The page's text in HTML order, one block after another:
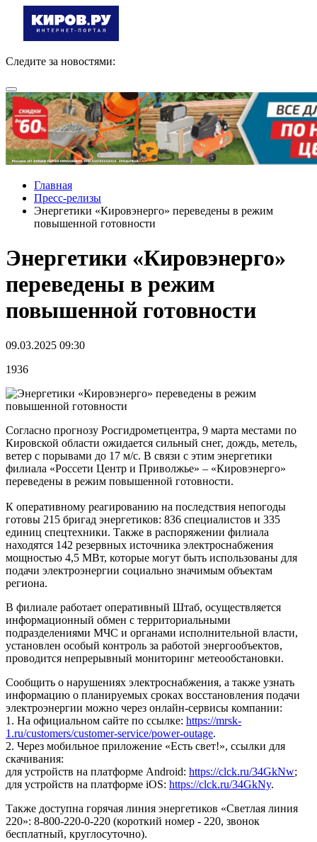
Следите за новостями:
Главная
Пресс-релизы
Энергетики «Кировэнерго» переведены в режим
повышенной готовности
Энергетики «Кировэнерго»
переведены в режим
повышенной готовности
09.03.2025 09:30
1936
Согласно прогнозу Росгидрометцентра, 9 марта местами по
Кировской области ожидается сильный снег, дождь, метель,
ветер с порывами до 17 м/с. В связи с этим энергетики
филиала «Россети Центр и Приволжье» – «Кировэнерго»
переведены в режим повышенной готовности.
К оперативному реагированию на последствия непогоды
готовы 215 бригад энергетиков: 836 специалистов и 335
единиц спецтехники. Также в распоряжении филиала
находятся 142 резервных источника электроснабжения
мощностью 4,5 МВт, которые могут быть использованы для
подачи электроэнергии социально значимым объектам
региона.
В филиале работает оперативный Штаб, осуществляется
информационный обмен с территориальными
подразделениями МЧС и органами исполнительной власти,
установлен особый контроль за работой энергообъектов,
проводится непрерывный мониторинг метеообстановки.
Сообщить о нарушениях электроснабжения, а также узнать
информацию о планируемых сроках восстановления подачи
электроэнергии можно через онлайн-сервисы компании:
1. На официальном сайте по ссылке: https://mrsk-
1.ru/customers/customer-service/power-outage.
2. Через мобильное приложение «Есть свет!», ссылки для
скачивания:
для устройств на платформе Android: https://clck.ru/34GkNw;
для устройств на платформе iOS: https://clck.ru/34GkNy.
Также доступна горячая линия энергетиков «Светлая линия
220»: 8-800-220-0-220 (короткий номер - 220, звонок
бесплатный, круглосуточно).